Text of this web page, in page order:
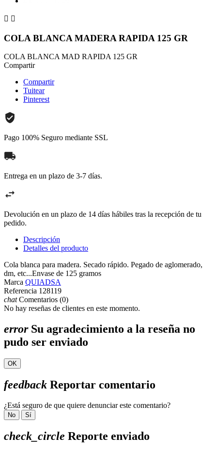
 
COLA BLANCA MADERA RAPIDA 125 GR
COLA BLANCA MAD RAPIDA 125 GR
Compartir
Compartir
Tuitear
Pinterest
Pago 100% Seguro mediante SSL
Entrega en un plazo de 3-7 días.
Devolución en un plazo de 14 días hábiles tras la recepción de tu
pedido.
Descripción
Detalles del producto
Cola blanca para madera. Secado rápido. Pegado de aglomerado,
dm, etc...Envase de 125 gramos
Marca QUIADSA
Referencia 128119
chatComentarios (0)
No hay reseñas de clientes en este momento.
errorSu agradecimiento a la reseña no
pudo ser enviado
OK
feedback Reportar comentario
¿Está seguro de que quiere denunciar este comentario?
No Sí
check_circle Reporte enviado